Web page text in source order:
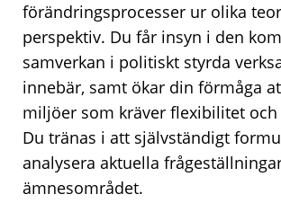
förändringsprocesser ur olika
perspektiv. Du får insyn i den
samverkan i politiskt styrda
innebär, samt ökar din förmåga
miljöer som kräver flexibilitet
Du tränas i att självständigt
analysera aktuella
ämnesområdet.